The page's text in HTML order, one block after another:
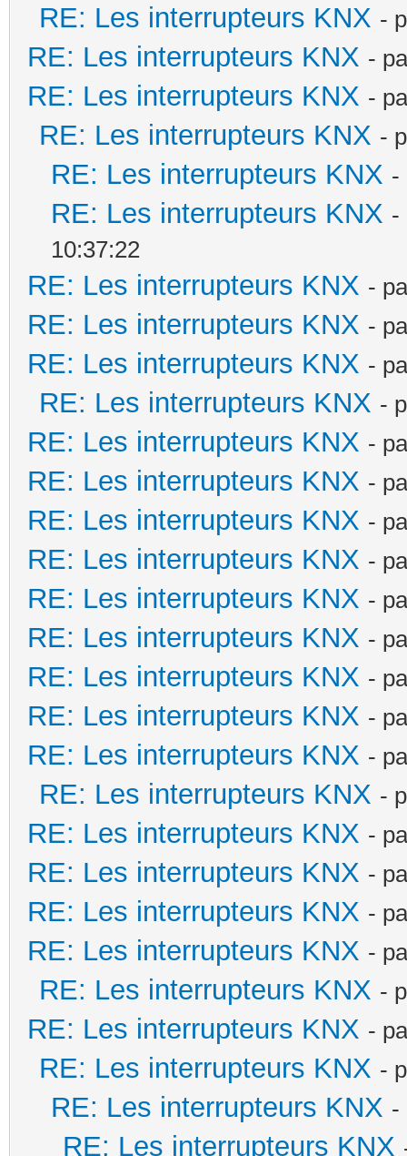
RE: Les interrupteurs KNX -
RE: Les interrupteurs KNX -
RE: Les interrupteurs KNX -
RE: Les interrupteurs KNX -
RE: Les interrupteurs KNX -
RE: Les interrupteurs KNX -
10:37:22
RE: Les interrupteurs KNX -
RE: Les interrupteurs KNX -
RE: Les interrupteurs KNX -
RE: Les interrupteurs KNX -
RE: Les interrupteurs KNX -
RE: Les interrupteurs KNX -
RE: Les interrupteurs KNX -
RE: Les interrupteurs KNX -
RE: Les interrupteurs KNX -
RE: Les interrupteurs KNX -
RE: Les interrupteurs KNX -
RE: Les interrupteurs KNX -
RE: Les interrupteurs KNX -
RE: Les interrupteurs KNX -
RE: Les interrupteurs KNX -
RE: Les interrupteurs KNX -
RE: Les interrupteurs KNX -
RE: Les interrupteurs KNX -
RE: Les interrupteurs KNX -
RE: Les interrupteurs KNX -
RE: Les interrupteurs KNX -
RE: Les interrupteurs KNX -
RE: Les interrupteurs KNX